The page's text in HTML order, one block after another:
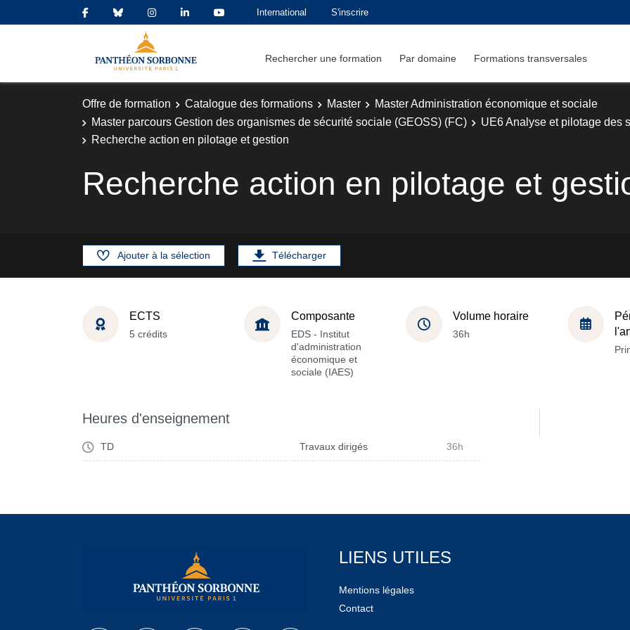
International S'inscrire
Rechercher une formation Par domaine Formations transversales
Offre de formation Catalogue des formations Master
Master Administration économique et sociale
Master parcours Gestion des organismes de sécurité sociale (GEOSS) (FC)
UE6 Analyse et pilotage des
Recherche action en pilotage et gestion
Recherche action en pilotage et
Ajouter à la sélection Télécharger
ECTS
5 crédits
Composante
EDS - Institut
d'administration
économique et
sociale (IAES)
Volume horaire
36h
Heures d'enseignement
TD Travaux dirigés 36h
LIENS UTILES
Mentions légales
Contact